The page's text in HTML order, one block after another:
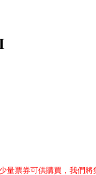
票券可供購買，我們